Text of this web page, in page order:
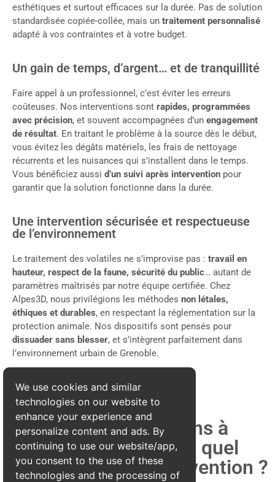
esthétiques et surtout efficaces sur la durée. Pas de solution
standardisée copiée-collée, mais un traitement personnalisé
adapté à vos contraintes et à votre budget.
Un gain de temps, d’argent… et de tranquillité
Faire appel à un professionnel, c’est éviter les erreurs
coûteuses. Nos interventions sont rapides, programmées
avec précision, et souvent accompagnées d’un engagement
de résultat. En traitant le problème à la source dès le début,
vous évitez les dégâts matériels, les frais de nettoyage
récurrents et les nuisances qui s’installent dans le temps.
Vous bénéficiez aussi d’un suivi après intervention pour
garantir que la solution fonctionne dans la durée.
Une intervention sécurisée et respectueuse
de l’environnement
Le traitement des volatiles ne s’improvise pas : travail en
hauteur, respect de la faune, sécurité du public… autant de
paramètres maîtrisés par notre équipe certifiée. Chez
Alpes3D, nous privilégions les méthodes non létales,
éthiques et durables, en respectant la réglementation sur la
protection animale. Nos dispositifs sont pensés pour
dissuader sans blesser, et s’intègrent parfaitement dans
l’environnement urbain de Grenoble.
Traitement des pigeons à
Cornillon-en-Trièves : quel
est le prix d'une intervention ?
We use cookies and similar
technologies on our website to
enhance your experience and
personalize content and ads. By
continuing to use our website/app,
you consent to the use of these
technologies and the processing of